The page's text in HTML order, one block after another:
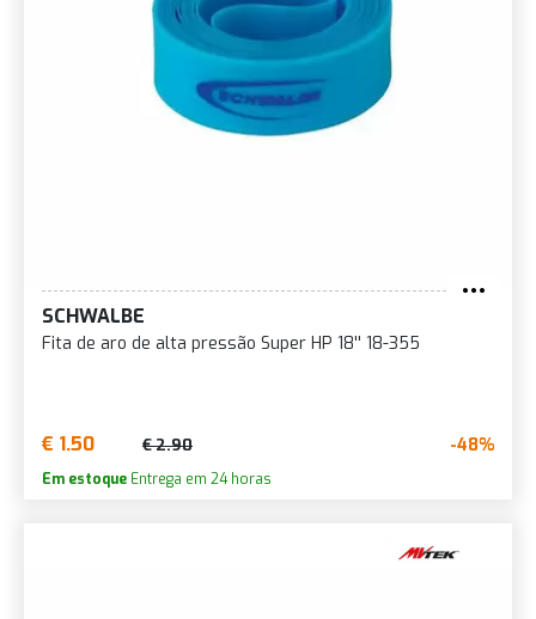
SCHWALBE
Fita de aro de alta pressão Super HP 18'' 18-355
€ 1.50 € 2.90 -48%
Em estoque Entrega em 24 horas